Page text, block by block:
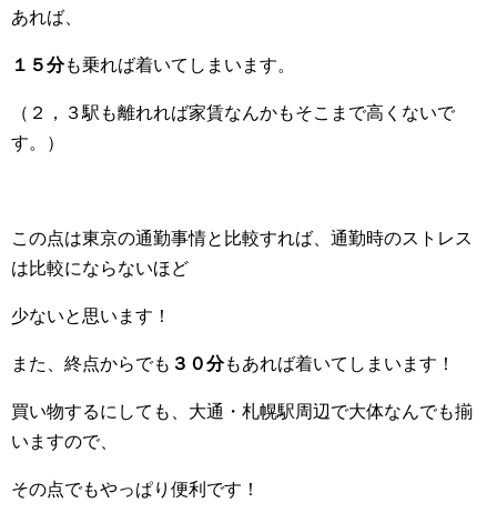
あれば、
１５分も乗れば着いてしまいます。
（２，３駅も離れれば家賃なんかもそこまで高くないで
す。）
この点は東京の通勤事情と比較すれば、通勤時のストレス
は比較にならないほど
少ないと思います！
また、終点からでも ３０分もあれば着いてしまいます！
買い物するにしても、大通・札幌駅周辺で大体なんでも揃
いますので、
その点でもやっぱり便利です！